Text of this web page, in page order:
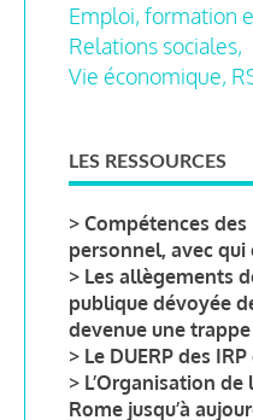
Emploi, formation
Relations sociales,
Vie économique,
LES RESSOURCES
> Compétences
personnel, avec qui
> Les allègements
publique dévoyée
devenue une
> Le DUERP des
> L’Organisation
Rome jusqu’à